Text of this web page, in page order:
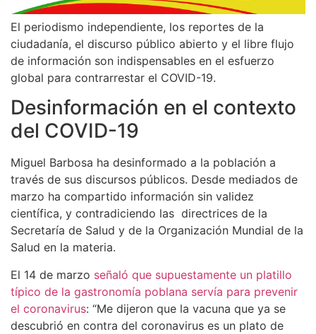
El periodismo independiente, los reportes de la
ciudadanía, el discurso público abierto y el libre flujo
de información son indispensables en el esfuerzo
global para contrarrestar el COVID-19.
Desinformación en el contexto
del COVID-19
Miguel Barbosa ha desinformado a la población a
través de sus discursos públicos. Desde mediados de
marzo ha compartido información sin validez
científica, y contradiciendo las directrices de la
Secretaría de Salud y de la Organización Mundial de la
Salud en la materia.
El 14 de marzo señaló que supuestamente un platillo
típico de la gastronomía poblana servía para prevenir
el coronavirus: “Me dijeron que la vacuna que ya se
descubrió en contra del coronavirus es un plato de